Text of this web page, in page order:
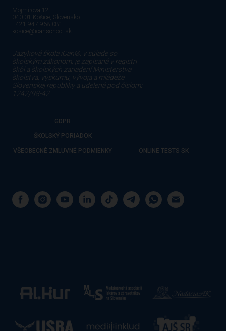
Mojmírova 12
040 01 Košice, Slovensko
+421 947 968 081
kosice@icanschool.sk
Jazyková škola iCan®, v súlade so
školským zákonom, je zapísaná v registri
škôl a školských zariadení Ministerstva
školstva, výskumu, vývoja a mládeže
Slovenskej republiky a udelená pod číslom:
1242/98-42
GDPR
ŠKOLSKÝ PORIADOK
VŠEOBECNÉ ZMLUVNÉ PODMIENKY ONLINE TESTS SK